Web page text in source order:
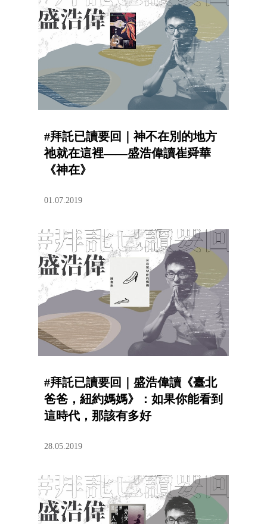
#拜託已讀要回｜神不在別的地方
祂就在這裡——盛浩偉讀崔舜華
《神在》
01.07.2019
#拜託已讀要回｜盛浩偉讀《臺北
爸爸，紐約媽媽》：如果你能看到
這時代，那該有多好
28.05.2019